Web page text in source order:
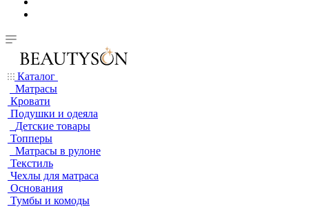
Каталог
Матрасы
Кровати
Подушки и одеяла
Детские товары
Топперы
Матрасы в рулоне
Текстиль
Чехлы для матраса
Основания
Тумбы и комоды